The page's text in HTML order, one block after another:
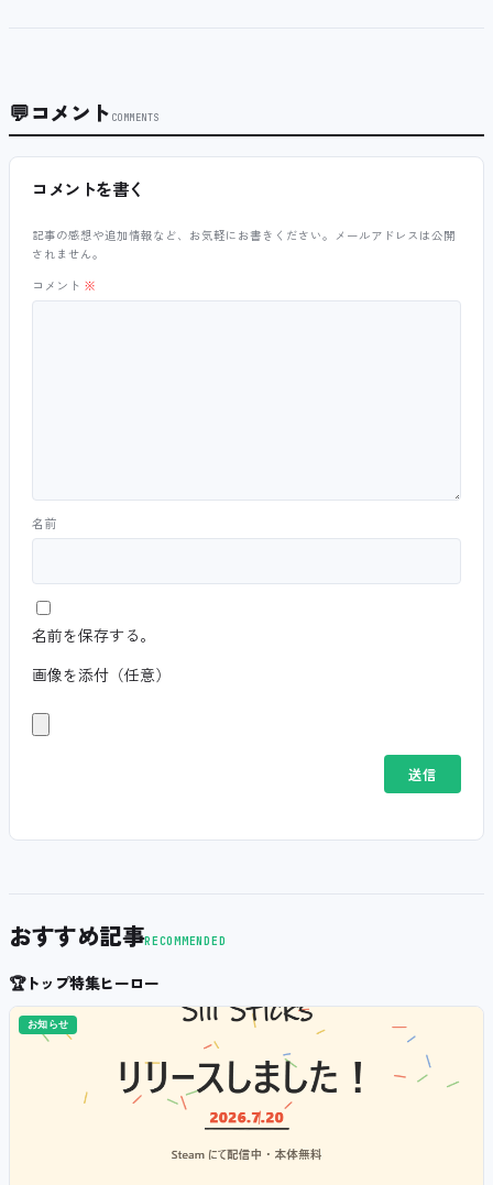
💬コメント COMMENTS
コメントを書く
記事の感想や追加情報など、お気軽にお書きください。メールアドレスは公開
されません。
コメント ※
名前
名前を保存する。
画像を添付（任意）
おすすめ記事RECOMMENDED
🏆トップ特集ヒーロー
お知らせ